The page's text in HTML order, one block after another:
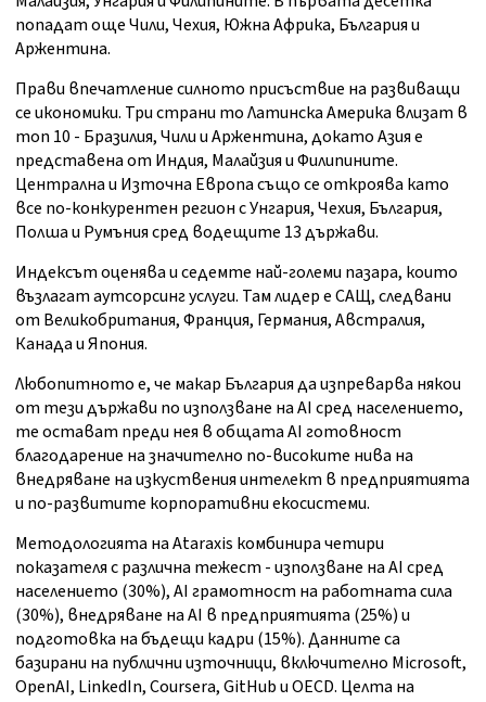
попадат още Чили, Чехия, Южна Африка, България и
Аржентина.
Прави впечатление силното присъствие на развиващи
се икономики. Три страни то Латинска Америка влизат в
топ 10 - Бразилия, Чили и Аржентина, докато Азия е
представена от Индия, Малайзия и Филипините.
Централна и Източна Европа също се откроява като
все по-конкурентен регион с Унгария, Чехия, България,
Полша и Румъния сред водещите 13 държави.
Индексът оценява и седемте най-големи пазара, които
възлагат аутсорсинг услуги. Там лидер е САЩ, следвани
от Великобритания, Франция, Германия, Австралия,
Канада и Япония.
Любопитното е, че макар България да изпреварва някои
от тези държави по използване на AI сред населението,
те остават преди нея в общата AI готовност
благодарение на значително по-високите нива на
внедряване на изкуствения интелект в предприятията
и по-развитите корпоративни екосистеми.
Методологията на Ataraxis комбинира четири
показателя с различна тежест - използване на AI сред
населението (30%), AI грамотност на работната сила
(30%), внедряване на AI в предприятията (25%) и
подготовка на бъдещи кадри (15%). Данните са
базирани на публични източници, включително Microsoft,
OpenAI, LinkedIn, Coursera, GitHub и OECD. Целта на